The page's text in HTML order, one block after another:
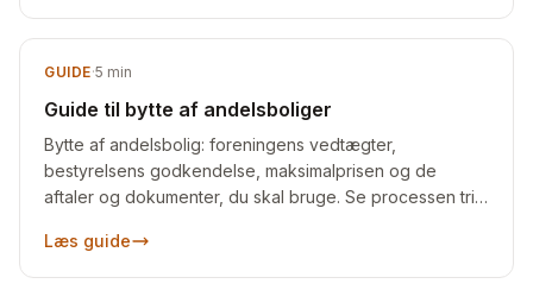
GUIDE·5 min
Guide til bytte af andelsboliger
Bytte af andelsbolig: foreningens vedtægter,
bestyrelsens godkendelse, maksimalprisen og de
aftaler og dokumenter, du skal bruge. Se processen trin
Læs guide